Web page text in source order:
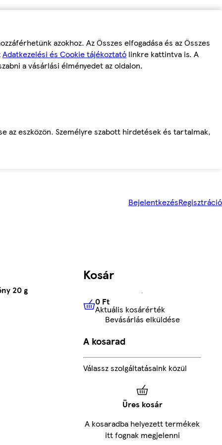
azokhoz. Az Összes elfogadása és az Összes
Adatkezelési és Cookie tájékoztató linkre kattintva is. A
a vásárlási élményedet az oldalon.
az eszközön. Személyre szabott hirdetések és tartalmak,
BejelentkezésRegisztráció
20 g
Kosár
0 FtAktuális kosárérték
0 Ft
Aktuális kosárérték
Bevásárlás elküldése
A kosarad
Válassz szolgáltatásaink közül
Üres kosár
A kosaradba helyezett termékek
itt fognak megjelenni